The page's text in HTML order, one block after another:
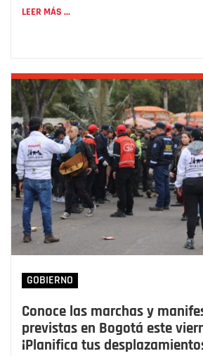
LEER MÁS ...
GOBIERNO
Conoce las marchas y
previstas en Bogotá este
¡Planifica tus